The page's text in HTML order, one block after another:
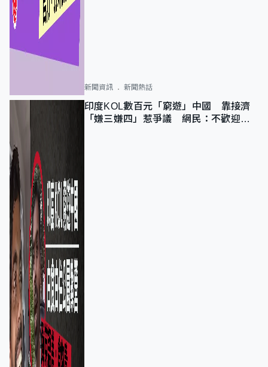
新聞資訊 新聞熱話
印度KOL數百元「窮遊」中國 靠接濟
「嫌三嫌四」惹爭議 網民：不歡迎劣